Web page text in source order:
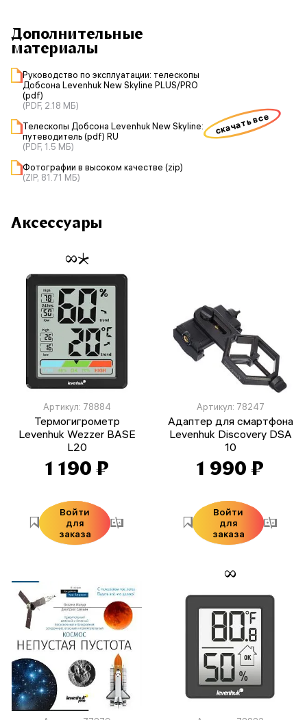
Дополнительные
материалы
Руководство по эксплуатации: телескопы
Добсона Levenhuk New Skyline PLUS/PRO
(pdf)
(PDF, 2.18 МБ)
Телескопы Добсона Levenhuk New Skyline:
путеводитель (pdf) RU
(PDF, 1.5 МБ)
Фотографии в высоком качестве (zip)
(ZIP, 81.71 МБ)
скачать все
Аксессуары
Артикул: 78884
Термогигрометр
Levenhuk Wezzer BASE
L20
1 190 ₽
Войти
для
заказа
Артикул: 78247
Адаптер для смартфона
Levenhuk Discovery DSA
10
1 990 ₽
Войти
для
заказа